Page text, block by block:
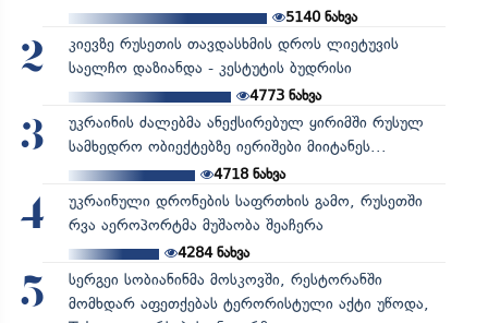
5140ნახვა
2
კიევზე რუსეთის თავდასხმის დროს ლიეტუვის
საელჩო დაზიანდა - კესტუტის ბუდრისი
4773ნახვა
3
უკრაინის ძალებმა ანექსირებულ ყირიმში რუსულ
სამხედრო ობიექტებზე იერიშები მიიტანეს...
4718ნახვა
4
უკრაინული დრონების საფრთხის გამო, რუსეთში
რვა აეროპორტმა მუშაობა შეაჩერა
4284ნახვა
5
სერგეი სობიანინმა მოსკოვში, რესტორანში
მომხდარ აფეთქებას ტერორისტული აქტი უწოდა,